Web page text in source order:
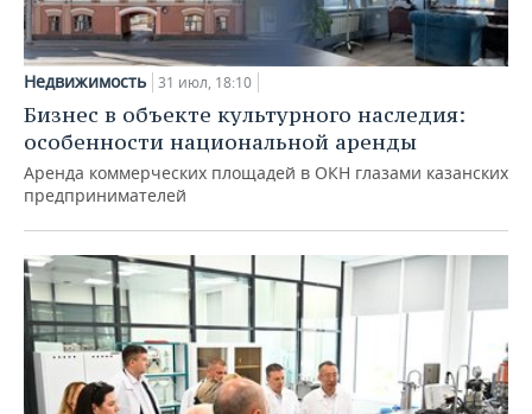
Недвижимость 31 июл, 18:10
Бизнес в объекте культурного наследия:
особенности национальной аренды
Аренда коммерческих площадей в ОКН глазами казанских
предпринимателей